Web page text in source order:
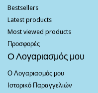
Bestsellers
Latest products
Most viewed products
Προσφορές
Ο Λογαριασμός μου
Ο Λογαριασμός μου
Ιστορικό Παραγγελιών